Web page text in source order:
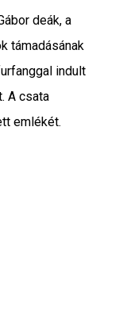
deák, a
támadásának
indult
A csata
emlékét.